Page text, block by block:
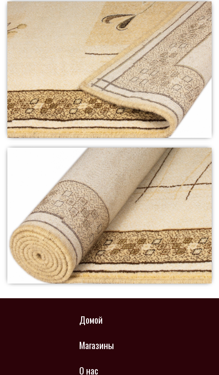
Домой
Магазины
О нас